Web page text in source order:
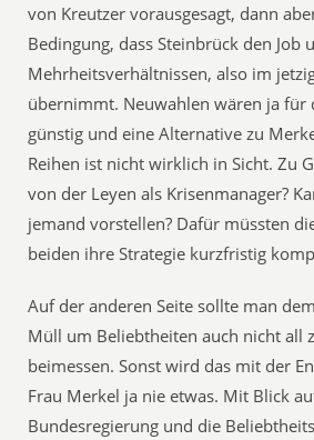
von Kreutzer vorausgesagt, dann
Bedingung, dass Steinbrück den Job
Mehrheitsverhältnissen, also im
übernimmt. Neuwahlen wären ja für
günstig und eine Alternative zu
Reihen ist nicht wirklich in Sicht. Zu
von der Leyen als Krisenmanager?
jemand vorstellen? Dafür müssten
beiden ihre Strategie kurzfristig
Auf der anderen Seite sollte man
Müll um Beliebtheiten auch nicht all
beimessen. Sonst wird das mit der
Frau Merkel ja nie etwas. Mit Blick
Bundesregierung und die